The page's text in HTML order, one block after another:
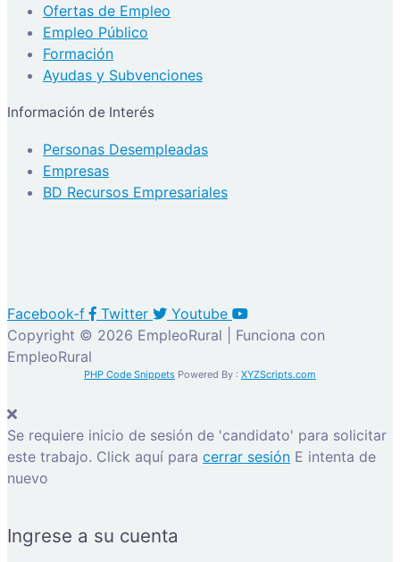
Ofertas de Empleo
Empleo Público
Formación
Ayudas y Subvenciones
Información de Interés
Personas Desempleadas
Empresas
BD Recursos Empresariales
Facebook-f Twitter
Youtube
Copyright © 2026 EmpleoRural | Funciona con
EmpleoRural
PHP Code Snippets Powered By : XYZScripts.com
Se requiere inicio de sesión de 'candidato' para solicitar
este trabajo. Click aquí para cerrar sesión E intenta de
nuevo
Ingrese a su cuenta